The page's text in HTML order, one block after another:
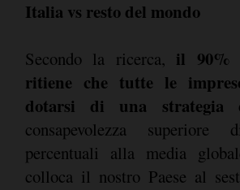
Italia vs resto del mondo
Secondo la ricerca, il 90%
ritiene che tutte le
dotarsi di una strategia
consapevolezza
percentuali alla media
colloca il nostro Paese al